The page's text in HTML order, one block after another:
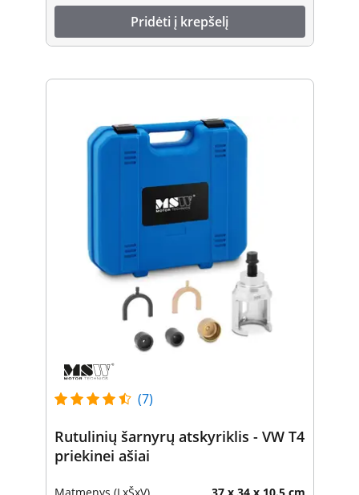
Pridėti į krepšelį
(7)
Rutulinių šarnyrų atskyriklis - VW T4
priekinei ašiai
Matmenys (LxŠxV) 37 x 34 x 10.5 cm